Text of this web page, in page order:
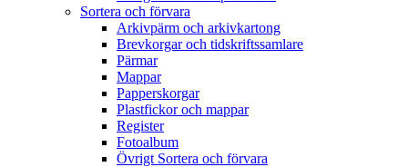
Sortera och förvara
Arkivpärm och arkivkartong
Brevkorgar och tidskriftssamlare
Pärmar
Mappar
Papperskorgar
Plastfickor och mappar
Register
Fotoalbum
Övrigt Sortera och förvara